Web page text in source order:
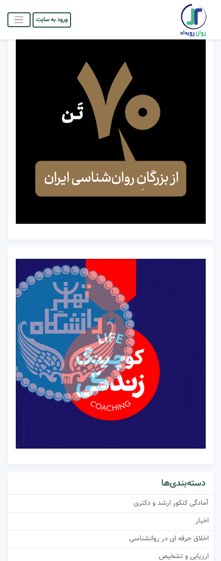
ورود به سایت
دسته‌بندی‌ها
آمادگی کنکور ارشد و دکتری
اخبار
اخلاق حرفه ای در روانشناسی
ارزیابی و تشخیص